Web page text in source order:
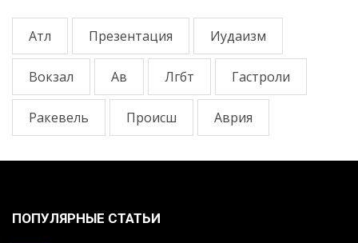
Атл Презентация Иудаизм
Вокзал Ав Лгбт Гастроли
Ракевель Происш Аврия
ПОПУЛЯРНЫЕ СТАТЬИ